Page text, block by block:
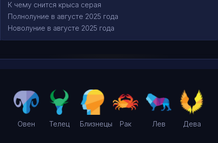
К чему снится крыса серая
Полнолуние в августе 2025 года
Новолуние в августе 2025 года
Овен Телец Близнецы Рак Лев Дева